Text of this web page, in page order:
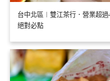
台中北區︱雙江茶行．營業超
絕對必點